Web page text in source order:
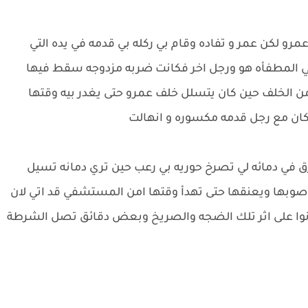
لكن عمر و تفاده وقام بي ركله بي قدمه في يده التي
المطفأه هو ورجل اخر فكانت ضربه مزدوجه سقط فيها
من الخلف حين كان يتسلل خلف عمرو حتى يغدر بيه وقتها
مع رجل قدمه مكسوره و انهالت
في دمائه لي تصرخ حوريه بي رعب حين تري دمانه تسيل
صوبها ويعنقها حتى تهدأ وقتها امن المستشفي قد اتي لان
على اثر تلك الضجه والصريخ وبعض دقائق تصل الشرطة